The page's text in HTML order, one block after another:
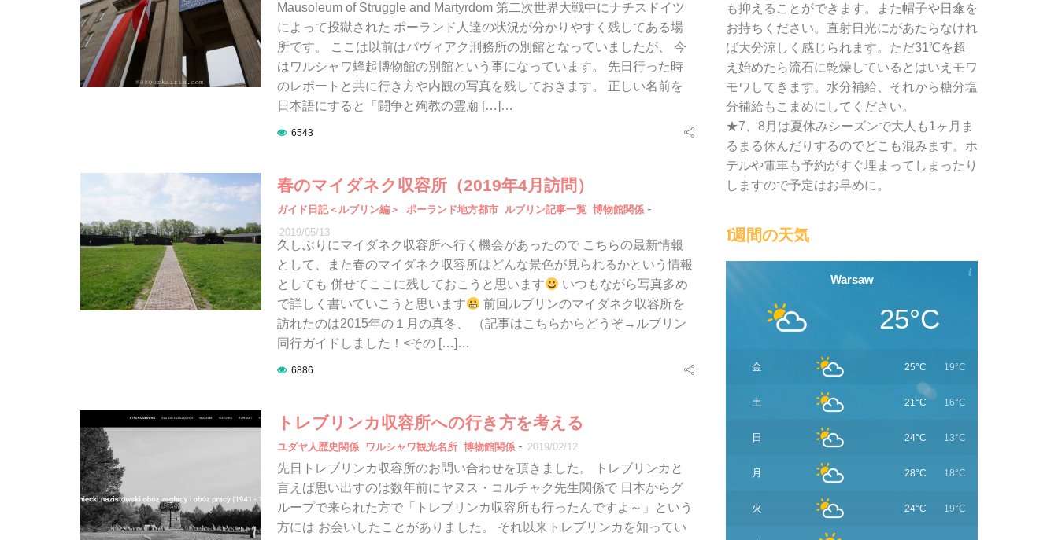
Mausoleum of Struggle and Martyrdom 第二次世界大戦中にナチスドイツ
によって投獄された ポーランド人達の状況が分かりやすく残してある場
所です。 ここは以前はパヴィアク刑務所の別館となっていましたが、 今
はワルシャワ蜂起博物館の別館という事になっています。 先日行った時
のレポートと共に行き方や内観の写真を残しておきます。 正しい名前を
日本語にすると「闘争と殉教の霊廟 […]…
6543
春のマイダネク収容所（2019年4月訪問）
ガイド日記＜ルブリン編＞ ポーランド地方都市 ルブリン記事一覧 博物館関係 -
2019/05/13
久しぶりにマイダネク収容所へ行く機会があったので こちらの最新情報
として、また春のマイダネク収容所はどんな景色が見られるかという情報
としても 併せてここに残しておこうと思います
いつもながら写真多め
で詳しく書いていこうと思います
前回ルブリンのマイダネク収容所を
訪れたのは2015年の１月の真冬、 （記事はこちらからどうぞ→ルブリン
同行ガイドしました！<その […]…
6886
トレブリンカ収容所への行き方を考える
ユダヤ人歴史関係 ワルシャワ観光名所 博物館関係 - 2019/02/12
先日トレブリンカ収容所のお問い合わせを頂きました。 トレブリンカと
言えば思い出すのは数年前にヤヌス・コルチャク先生関係で 日本からグ
ループで来られた方で「トレブリンカ収容所も行ったんですよ～」という
方には お会いしたことがありました。 それ以来トレブリンカを知ってい
も抑えることができます。また帽子や日傘を
お持ちください。直射日光にがあたらなけれ
ば大分涼しく感じられます。ただ31℃を超
え始めたら流石に乾燥しているとはいえモワ
モワしてきます。水分補給、それから糖分塩
分補給もこまめにしてください。
★7、8月は夏休みシーズンで大人も1ヶ月ま
るまる休んだりするのでどこも混みます。ホ
テルや電車も予約がすぐ埋まってしまったり
しますので予定はお早めに。
1週間の天気
Warsaw
25°C
金 25°C 19°C
土 21°C 16°C
日 24°C 13°C
月 28°C 18°C
火 24°C 19°C